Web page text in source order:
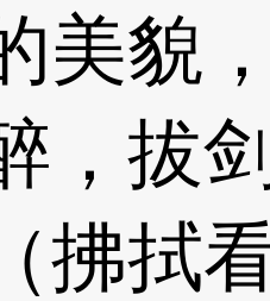
美貌
，拔
拂拭